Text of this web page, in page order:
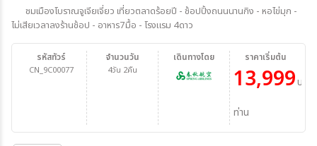
ชมเมืองโบราณจูเจียเจี่ยว เที่ยวตลาดร้อยปี - ช้อปปิ้งถนนนานกิง - หอไข่มุก -
ไม่เสียเวลาลงร้านช้อป - อาหาร7มื้อ - โรงแรม 4ดาว
รหัสทัวร์
CN_9C00077
จำนวนวัน
4วัน 2คืน
ราคาเริ่มต้น
13,999บาท/
ท่าน
เดินทางโดย